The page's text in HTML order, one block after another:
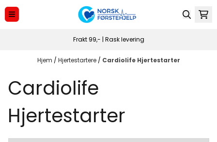
Hopp til innhold
Frakt 99,- | Rask levering
Hjem / Hjertestartere / Cardiolife Hjertestarter
Cardiolife
Hjertestarter